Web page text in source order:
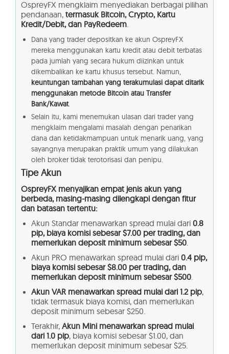
OspreyFX mengklaim menyediakan berbagai pilihan
pendanaan, termasuk Bitcoin, Crypto, Kartu
Kredit/Debit, dan PayRedeem.
Dana yang trader depositkan ke akun OspreyFX
mereka menggunakan kartu kredit atau debit terbatas
pada jumlah yang secara hukum diizinkan untuk
dikembalikan ke kartu khusus tersebut. Namun,
keuntungan tambahan yang terakumulasi dapat ditarik
menggunakan metode Bitcoin atau Transfer
Bank/Kawat.
Selain itu, kami menemukan ulasan dari trader yang
mengklaim mengalami masalah dengan penarikan
dana dan ketidakmampuan untuk menarik uang, yang
sayangnya merupakan praktik umum yang dilakukan
oleh broker tidak terotorisasi dan penipu.
Tipe Akun
OspreyFX menyajikan empat jenis akun yang
berbeda, masing-masing dilengkapi dengan fitur
dan batasan tertentu:
Akun Standar menawarkan spread mulai dari 0.8
pip, biaya komisi sebesar $7.00 per trading, dan
memerlukan deposit minimum sebesar $50.
Akun PRO menawarkan spread mulai dari 0.4 pip,
biaya komisi sebesar $8.00 per trading, dan
memerlukan deposit minimum sebesar $500.
Akun VAR menawarkan spread mulai dari 1.2 pip,
tidak termasuk biaya komisi, dan memerlukan
deposit minimum sebesar $250.
Terakhir, Akun Mini menawarkan spread mulai
dari 1.0 pip, biaya komisi sebesar $1.00, dan
memerlukan deposit minimum sebesar $25.